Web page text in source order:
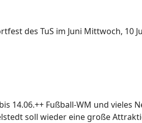
des TuS im Juni Mittwoch, 10
14.06.++ Fußball-WM und vieles
soll wieder eine große